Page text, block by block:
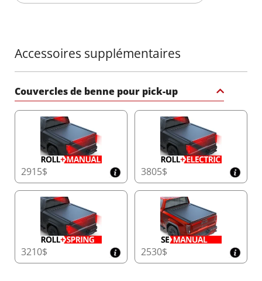
Accessoires supplémentaires
Couvercles de benne pour pick-up
2915$ 3805$
3210$ 2530$